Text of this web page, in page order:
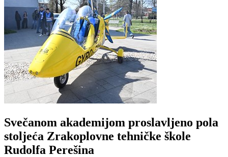
Svečanom akademijom proslavljeno pola
stoljeća Zrakoplovne tehničke škole
Rudolfa Perešina